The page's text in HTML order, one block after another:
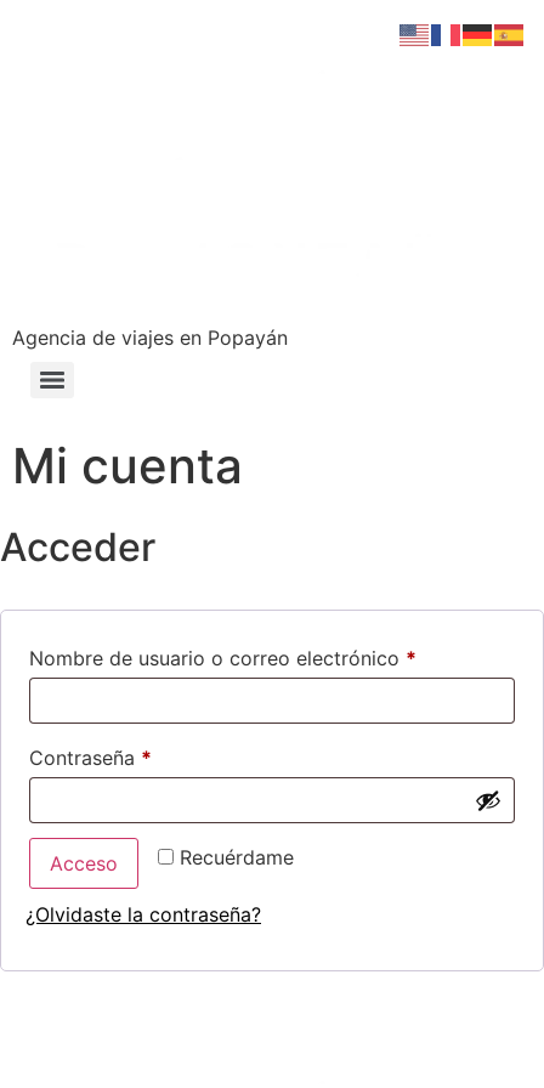
Agencia de viajes en Popayán
Mi cuenta
Acceder
Nombre de usuario o correo electrónico *
Contraseña *
Recuérdame
Acceso
¿Olvidaste la contraseña?